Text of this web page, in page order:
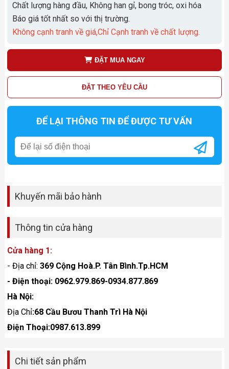
Chất lượng hàng đầu, Không han gỉ, bong tróc, oxi hóa
Báo giá tốt nhất so với thị trường.
Không cạnh tranh về giá,Chỉ Cạnh tranh về chất lượng.
ĐẶT MUA NGAY
ĐẶT THEO YÊU CẦU
ĐỂ LẠI THÔNG TIN ĐỂ ĐƯỢC TƯ VẤN
Khuyến mãi bảo hành
Thông tin cửa hàng
Cửa hàng 1:
- Địa chỉ: 369 Cộng Hoà.P. Tân Bình.Tp.HCM
- Điện thoại: 0962.979.869-0934.877.869
Hà Nội:
Địa Chỉ:68 Cầu Bươu Thanh Trì Hà Nội
Điện Thoại:0987.613.899
Chi tiết sản phẩm